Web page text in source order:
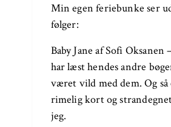
Min egen feriebunke ser
følger:
Baby Jane af Sofi Oksanen
har læst hendes andre
været vild med dem. Og så
rimelig kort og
jeg.